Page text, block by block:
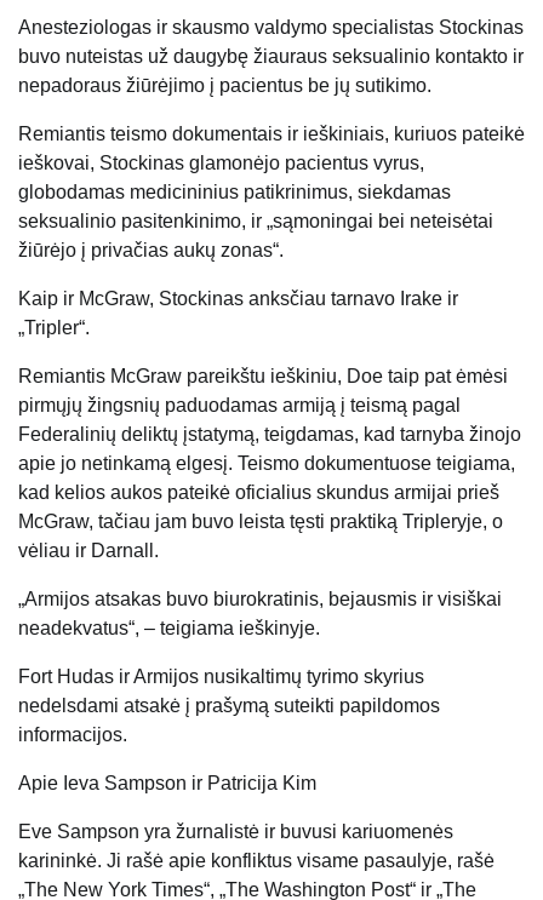
Anesteziologas ir skausmo valdymo specialistas Stockinas
buvo nuteistas už daugybę žiauraus seksualinio kontakto ir
nepadoraus žiūrėjimo į pacientus be jų sutikimo.
Remiantis teismo dokumentais ir ieškiniais, kuriuos pateikė
ieškovai, Stockinas glamonėjo pacientus vyrus,
globodamas medicininius patikrinimus, siekdamas
seksualinio pasitenkinimo, ir „sąmoningai bei neteisėtai
žiūrėjo į privačias aukų zonas“.
Kaip ir McGraw, Stockinas anksčiau tarnavo Irake ir
„Tripler“.
Remiantis McGraw pareikštu ieškiniu, Doe taip pat ėmėsi
pirmųjų žingsnių paduodamas armiją į teismą pagal
Federalinių deliktų įstatymą, teigdamas, kad tarnyba žinojo
apie jo netinkamą elgesį. Teismo dokumentuose teigiama,
kad kelios aukos pateikė oficialius skundus armijai prieš
McGraw, tačiau jam buvo leista tęsti praktiką Tripleryje, o
vėliau ir Darnall.
„Armijos atsakas buvo biurokratinis, bejausmis ir visiškai
neadekvatus“, – teigiama ieškinyje.
Fort Hudas ir Armijos nusikaltimų tyrimo skyrius
nedelsdami atsakė į prašymą suteikti papildomos
informacijos.
Apie Ieva Sampson ir Patricija Kim
Eve Sampson yra žurnalistė ir buvusi kariuomenės
karininkė. Ji rašė apie konfliktus visame pasaulyje, rašė
„The New York Times“, „The Washington Post“ ir „The